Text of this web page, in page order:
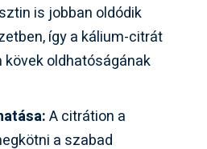
is jobban oldódik
így a kálium-citrát
oldhatóságának
A citrátion a
a szabad